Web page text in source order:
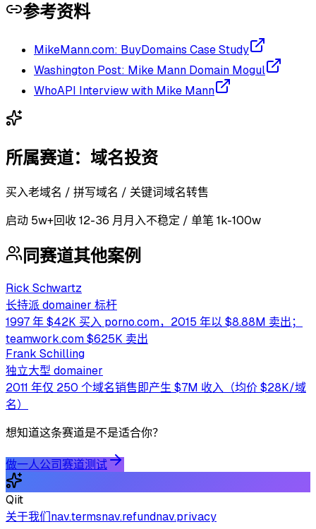
参考资料
MikeMann.com: BuyDomains Case Study
Washington Post: Mike Mann Domain Mogul
WhoAPI Interview with Mike Mann
所属赛道： 域名投资
买入老域名 / 拼写域名 / 关键词域名转售
启动 5w+回收12-36 月 月入不稳定 / 单笔 1k-100w
同赛道其他案例
Rick Schwartz
长持派 domainer 标杆
1997 年 $42K 买入 porno.com，2015 年以 $8.88M 卖出；
teamwork.com $625K 卖出
Frank Schilling
独立大型 domainer
2011 年仅 250 个域名销售即产生 $7M 收入（均价 $28K/域
名）
想知道这条赛道是不是适合你？
做一人公司赛道测试
Qiit
关于我们nav.termsnav.refundnav.privacy